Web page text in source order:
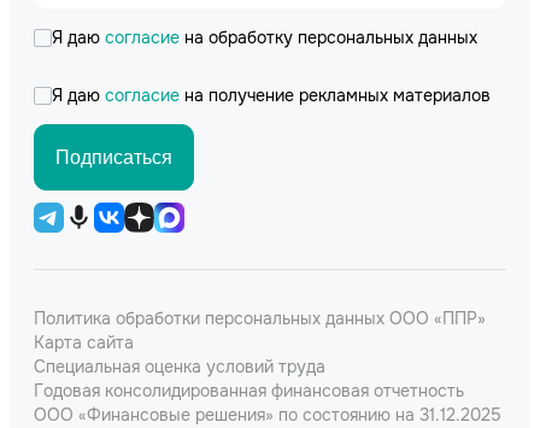
Я даю согласие на обработку персональных данных
Я даю согласие на получение рекламных материалов
Подписаться
Политика обработки персональных данных ООО «ППР»
Карта сайта
Специальная оценка условий труда
Годовая консолидированная финансовая отчетность
ООО «Финансовые решения» по состоянию на 31.12.2025